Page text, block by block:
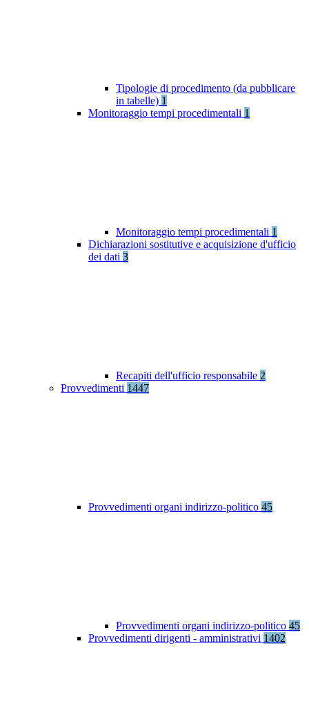
Tipologie di procedimento (da pubblicare
in tabelle) 1
Monitoraggio tempi procedimentali 1
Monitoraggio tempi procedimentali 1
Dichiarazioni sostitutive e acquisizione d'ufficio
dei dati 3
Recapiti dell'ufficio responsabile 2
Provvedimenti 1447
Provvedimenti organi indirizzo-politico 45
Provvedimenti organi indirizzo-politico 45
Provvedimenti dirigenti - amministrativi 1402